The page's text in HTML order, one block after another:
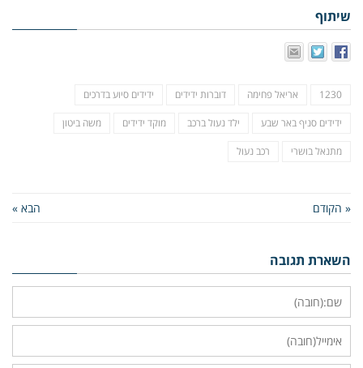
שיתוף
1230 אריאל פחימה דוברות ידידים ידידים סיוע בדרכים
ידידים סניף באר שבע ילד נעול ברכב מוקד ידידים משה ביטון
מתנאל בושרי רכב נעול
« הקודם הבא »
השארת תגובה